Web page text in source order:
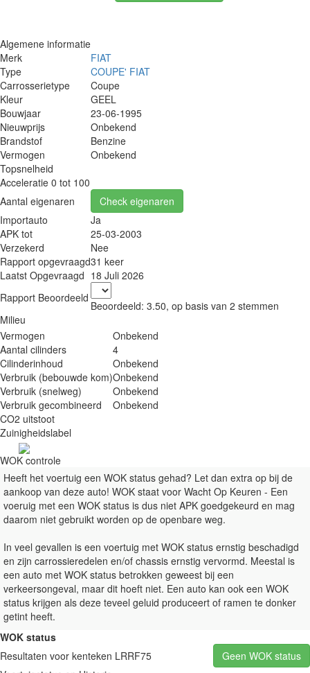
Algemene informatie
Merk
FIAT
Type
COUPE' FIAT
Carrosserietype
Coupe
Kleur
GEEL
Bouwjaar
23-06-1995
Nieuwprijs
Onbekend
Brandstof
Benzine
Vermogen
Onbekend
Topsnelheid
Acceleratie 0 tot 100
Aantal eigenaren
Check eigenaren
Importauto
Ja
APK tot
25-03-2003
Verzekerd
Nee
Rapport opgevraagd31 keer
Laatst Opgevraagd 18 Juli 2026
Rapport Beoordeeld
Beoordeeld: 3.50, op basis van 2 stemmen
Milieu
Vermogen
Onbekend
Aantal cilinders
4
Cilinderinhoud
Onbekend
Verbruik (bebouwde kom)Onbekend
Verbruik (snelweg)
Onbekend
Verbruik gecombineerd
Onbekend
CO2 uitstoot
Zuinigheidslabel
WOK controle
Heeft het voertuig een WOK status gehad? Let dan extra op bij de
aankoop van deze auto! WOK staat voor Wacht Op Keuren - Een
voeruig met een WOK status is dus niet APK goedgekeurd en mag
daarom niet gebruikt worden op de openbare weg.
In veel gevallen is een voertuig met WOK status ernstig beschadigd
en zijn carrossieredelen en/of chassis ernstig vervormd. Meestal is
een auto met WOK status betrokken geweest bij een
verkeersongeval, maar dit hoeft niet. Een auto kan ook een WOK
status krijgen als deze teveel geluid produceert of ramen te donker
getint heeft.
WOK status
Resultaten voor kenteken LRRF75
Geen WOK status